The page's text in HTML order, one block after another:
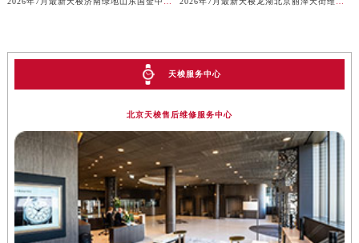
天梭服务中心
北京天梭售后维修服务中心